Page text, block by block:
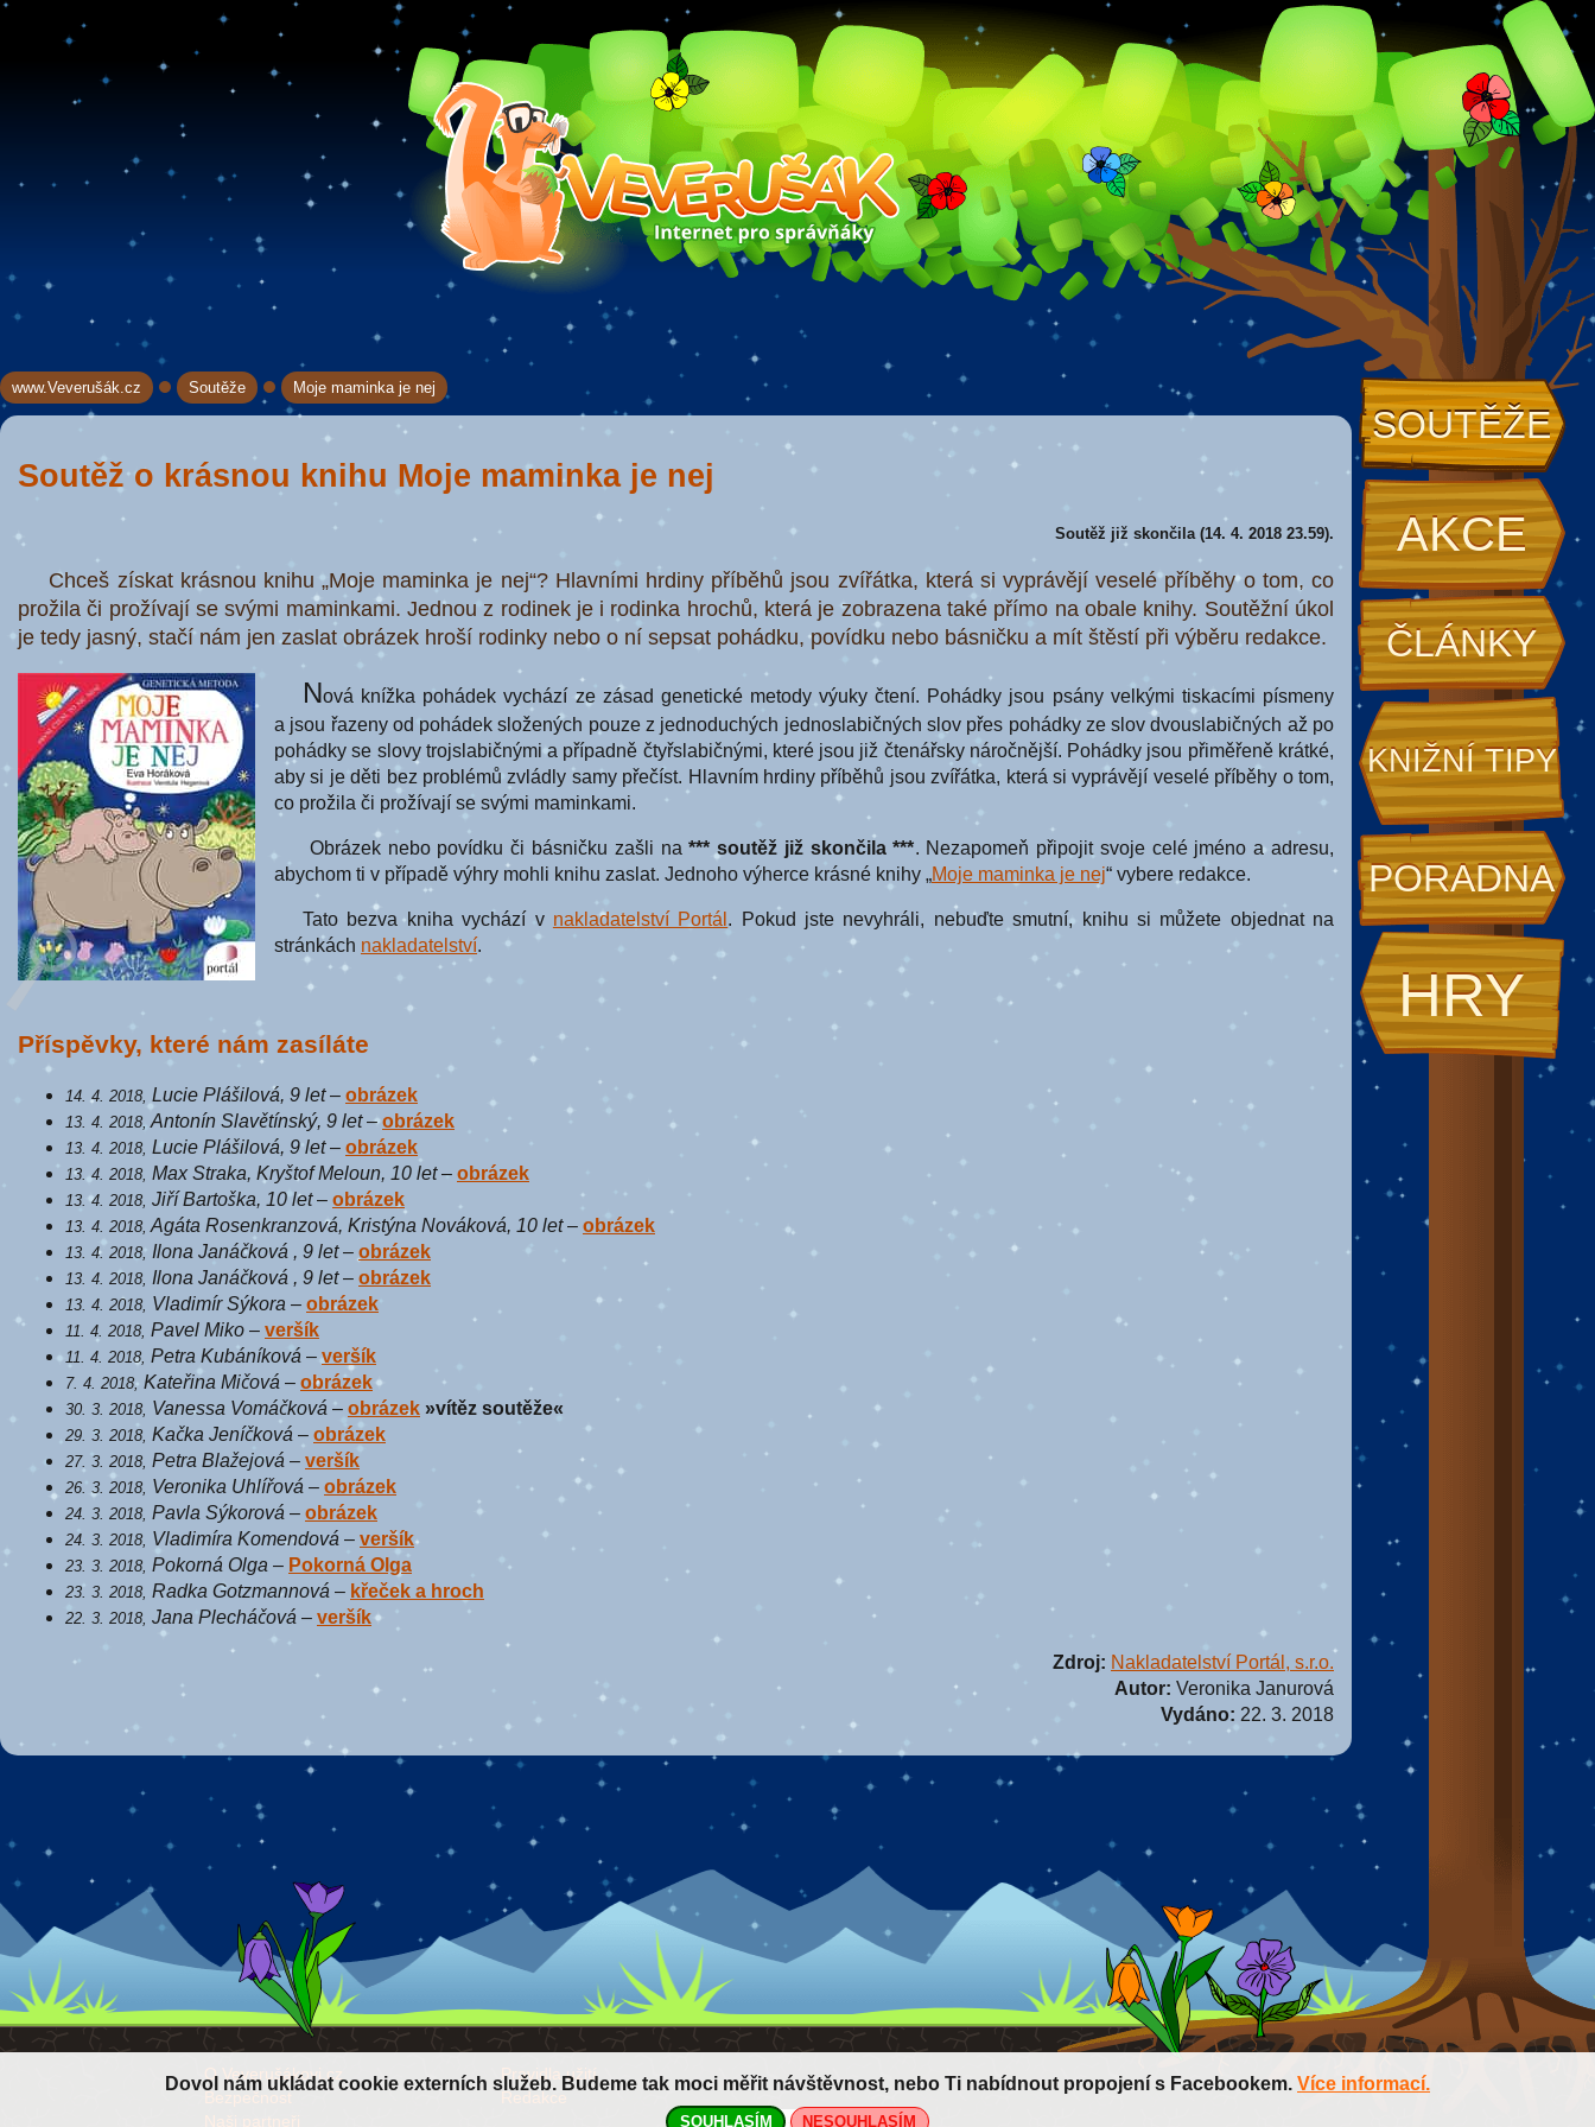
SOUTĚŽE
AKCE
ČLÁNKY
KNIŽNÍ TIPY
PORADNA
HRY
www.Veverušák.cz→ Soutěže
→ Moje maminka je nej
Soutěž o krásnou knihu Moje maminka je nej
Soutěž již skončila (14. 4. 2018 23.59).
Chceš získat krásnou knihu „Moje maminka je nej“? Hlavními hrdiny příběhů jsou zvířátka, která si vyprávějí veselé příběhy o tom, co
prožila či prožívají se svými maminkami. Jednou z rodinek je i rodinka hrochů, která je zobrazena také přímo na obale knihy. Soutěžní úkol
je tedy jasný, stačí nám jen zaslat obrázek hroší rodinky nebo o ní sepsat pohádku, povídku nebo básničku a mít štěstí při výběru redakce.
Nová knížka pohádek vychází ze zásad genetické metody výuky čtení. Pohádky jsou psány velkými tiskacími písmeny
a jsou řazeny od pohádek složených pouze z jednoduchých jednoslabičných slov přes pohádky ze slov dvouslabičných až po
pohádky se slovy trojslabičnými a případně čtyřslabičnými, které jsou již čtenářsky náročnější. Pohádky jsou přiměřeně krátké,
aby si je děti bez problémů zvládly samy přečíst. Hlavním hrdiny příběhů jsou zvířátka, která si vyprávějí veselé příběhy o tom,
co prožila či prožívají se svými maminkami.
Obrázek nebo povídku či básničku zašli na*** soutěž již skončila ***. Nezapomeň připojit svoje celé jméno a adresu,
abychom ti v případě výhry mohli knihu zaslat. Jednoho výherce krásné knihy „Moje maminka je nej“ vybere redakce.
Tato bezva kniha vychází v nakladatelství Portál . Pokud jste nevyhráli, nebuďte smutní, knihu si můžete objednat na
stránkách nakladatelství.
Příspěvky, které nám zasíláte
14. 4. 2018, Lucie Plášilová, 9 let– obrázek
13. 4. 2018, Antonín Slavětínský, 9 let–obrázek
13. 4. 2018, Lucie Plášilová, 9 let– obrázek
13. 4. 2018, Max Straka, Kryštof Meloun, 10 let– obrázek
13. 4. 2018, Jiří Bartoška, 10 let– obrázek
13. 4. 2018, Agáta Rosenkranzová, Kristýna Nováková, 10 let– obrázek
13. 4. 2018, Ilona Janáčková , 9 let– obrázek
13. 4. 2018, Ilona Janáčková , 9 let– obrázek
13. 4. 2018, Vladimír Sýkora – obrázek
11. 4. 2018, Pavel Miko – veršík
11. 4. 2018, Petra Kubáníková –veršík
7. 4. 2018, Kateřina Mičová – obrázek
30. 3. 2018, Vanessa Vomáčková – obrázek »vítěz soutěže«
29. 3. 2018, Kačka Jeníčková – obrázek
27. 3. 2018, Petra Blažejová – veršík
26. 3. 2018, Veronika Uhlířová – obrázek
24. 3. 2018, Pavla Sýkorová – obrázek
24. 3. 2018, Vladimíra Komendová – veršík
23. 3. 2018, Pokorná Olga – Pokorná Olga
23. 3. 2018, Radka Gotzmannová – křeček a hroch
22. 3. 2018, Jana Plecháčová – veršík
Zdroj: Nakladatelství Portál, s.r.o.
Autor: Veronika Janurová
Vydáno: 22. 3. 2018
O Veverušákovi.cz
Pravidla užití
Dovol nám ukládat cookie externích služeb. Budeme tak moci měřit návštěvnost, nebo Ti nabídnout propojení s Facebookem. Více informací.
SOUHLASÍM NESOUHLASÍM